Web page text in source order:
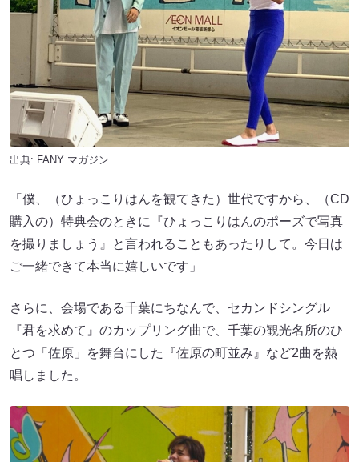
出典: FANY マガジン
「僕、（ひょっこりはんを観てきた）世代ですから、（CD
購入の）特典会のときに『ひょっこりはんのポーズで写真
を撮りましょう』と言われることもあったりして。今日は
ご一緒できて本当に嬉しいです」
さらに、会場である千葉にちなんで、セカンドシングル
『君を求めて』のカップリング曲で、千葉の観光名所のひ
とつ「佐原」を舞台にした『佐原の町並み』など2曲を熱
唱しました。